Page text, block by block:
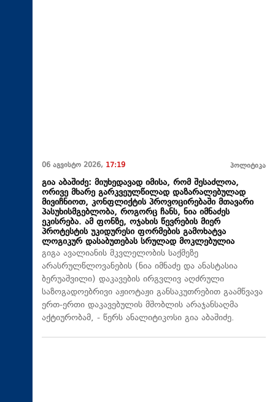
06 აგვისტო 2026, 17:19 პოლიტიკა
გია აბაშიძე: მიუხედავად იმისა, რომ შესაძლოა,
ორივე მხარე გარკვეულწილად დაზარალებულად
მივიჩნიოთ, კონფლიქტის პროვოცირებაში მთავარი
პასუხისმგებლობა, როგორც ჩანს, ნია იმნაძეს
ეკისრება. ამ ფონზე, ოჯახის წევრების მიერ
პროტესტის უკიდურესი ფორმების გამოხატვა
ლოგიკურ დასაბუთებას სრულად მოკლებულია
გიგა ავალიანის მკვლელობის საქმეზე
არასრულწლოვანების (ნია იმნაძე და ანასტასია
ბერუაშვილი) დაკავების ირგვლივ აღძრული
საზოგადოებრივი აჟიოტაჟი განსაკუთრებით გაამწვავა
ერთ-ერთი დაკავებულის მშობლის არაჯანსაღმა
აქტიურობამ, - წერს ანალიტიკოსი გია აბაშიძე.